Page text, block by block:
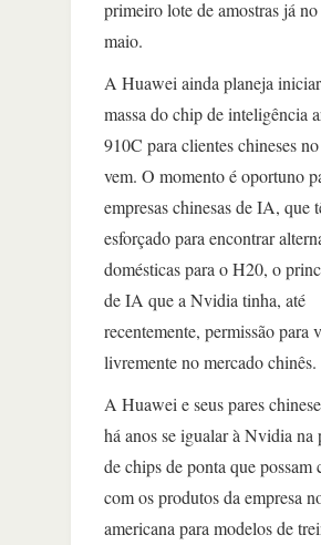
primeiro lote de amostras já
maio.
A Huawei ainda planeja
massa do chip de inteligência
910C para clientes chineses
vem. O momento é oportuno
empresas chinesas de IA, que
esforçado para encontrar
domésticas para o H20, o
de IA que a Nvidia tinha, até
recentemente, permissão para
livremente no mercado chinês.
A Huawei e seus pares
há anos se igualar à Nvidia na
de chips de ponta que possam
com os produtos da empresa
americana para modelos de